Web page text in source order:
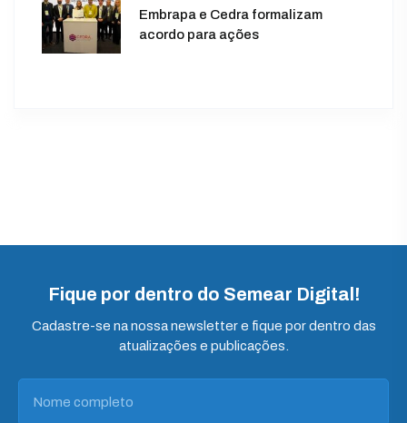
Embrapa e Cedra formalizam
acordo para ações
Fique por dentro do Semear Digital!
Cadastre-se na nossa newsletter e fique por dentro das
atualizações e publicações.